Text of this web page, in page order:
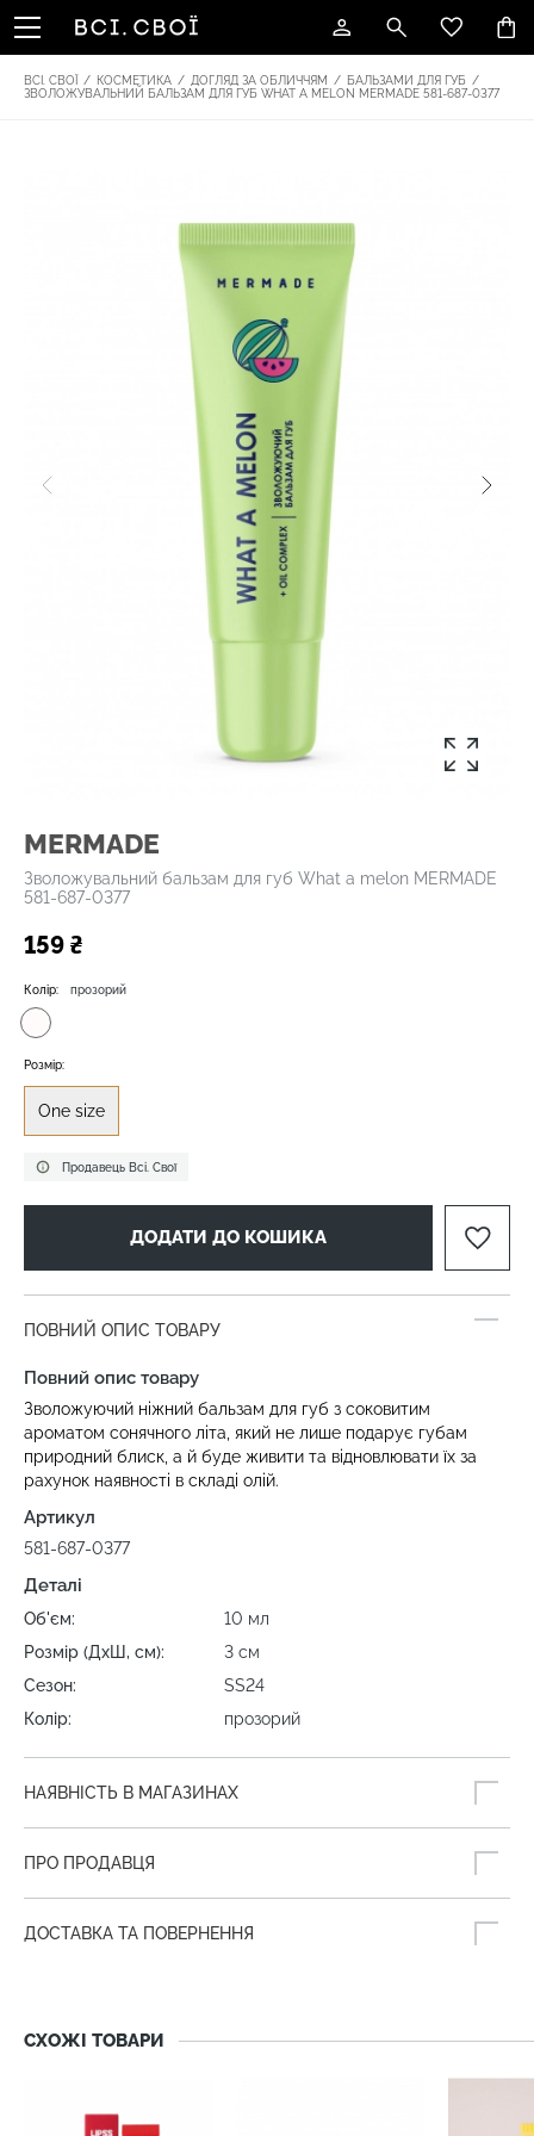
ВСІ. СВОЇ / КОСМЕТИКА / ДОГЛЯД ЗА ОБЛИЧЧЯМ / БАЛЬЗАМИ ДЛЯ ГУБ /
ЗВОЛОЖУВАЛЬНИЙ БАЛЬЗАМ ДЛЯ ГУБ WHAT A MELON MERMADE 581-687-0377
MERMADE
Зволожувальний бальзам для губ What a melon MERMADE
581-687-0377
159 ₴
Продавець Всі. Свої
Колір: прозорий
Розмір:
One size
ДОДАТИ ДО КОШИКА
ПОВНИЙ ОПИС ТОВАРУ
Повний опис товару
Зволожуючий ніжний бальзам для губ з соковитим
ароматом сонячного літа, який не лише подарує губам
природний блиск, а й буде живити та відновлювати їх за
рахунок наявності в складі олій.
Артикул
581-687-0377
Деталі
Об'єм:
10 мл
Розмір (ДхШ, см):
3 см
Сезон:
SS24
Колір:
прозорий
НАЯВНІСТЬ В МАГАЗИНАХ
ПРО ПРОДАВЦЯ
ДОСТАВКА ТА ПОВЕРНЕННЯ
СХОЖІ ТОВАРИ